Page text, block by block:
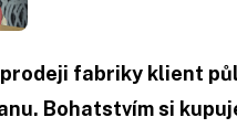
prodeji fabriky klient
Bohatstvím si